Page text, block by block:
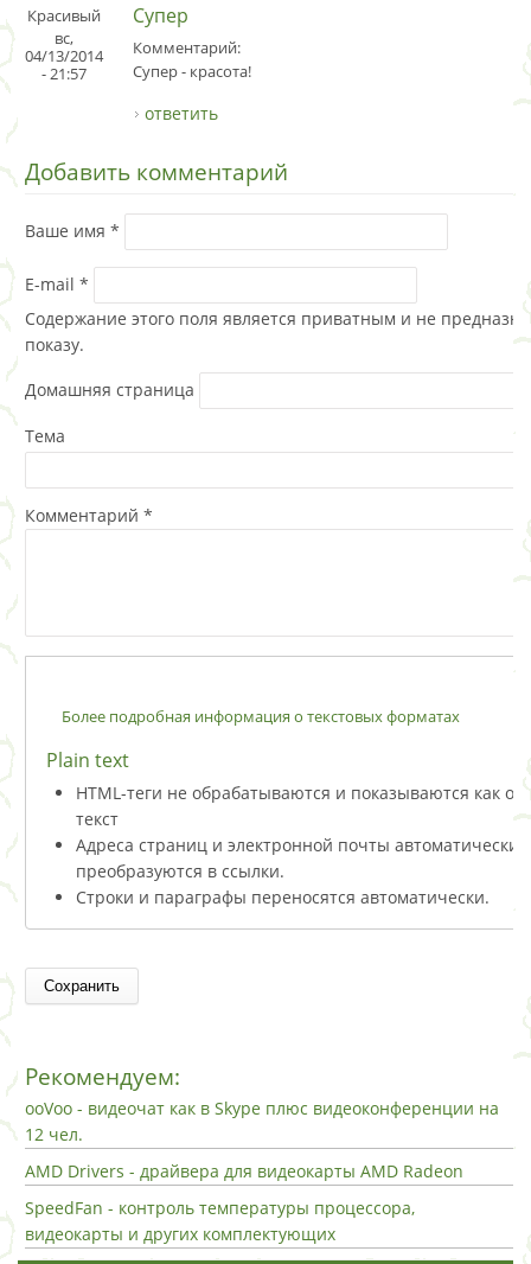
Красивый
вс,
04/13/2014
- 21:57
Супер
Комментарий:
Супер - красота!
ответить
Добавить комментарий
Ваше имя *
E-mail *
Содержание этого поля является приватным и не
показу.
Домашняя страница
Тема
Комментарий *
Более подробная информация о текстовых форматах
Plain text
HTML-теги не обрабатываются и показываются как
текст
Адреса страниц и электронной почты автоматически
преобразуются в ссылки.
Строки и параграфы переносятся автоматически.
Рекомендуем:
ooVoo - видеочат как в Skype плюс видеоконференции на
12 чел.
AMD Drivers - драйвера для видеокарты AMD Radeon
SpeedFan - контроль температуры процессора,
видеокарты и других комплектующих